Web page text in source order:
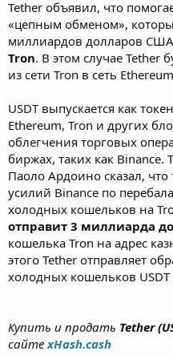
Tether объявил, что
«цепным обменом»,
миллиардов долларов США
Tron. В этом случае Tether
из сети Tron в сеть
USDT выпускается как
Ethereum, Tron и других
облегчения торговых
биржах, таких как Binance.
Паоло Ардоино сказал, что
усилий Binance по
холодных кошельков на
отправит 3 миллиарда
кошелька Tron на адрес
этого Tether отправляет
холодных кошельков USDT
Купить и продать Tether
сайтеxHash.cash